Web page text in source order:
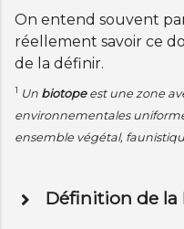
On entend souvent
réellement savoir ce
de la définir.
1 Un biotopeest une zone
environnementales
ensemble végétal,
Définition de